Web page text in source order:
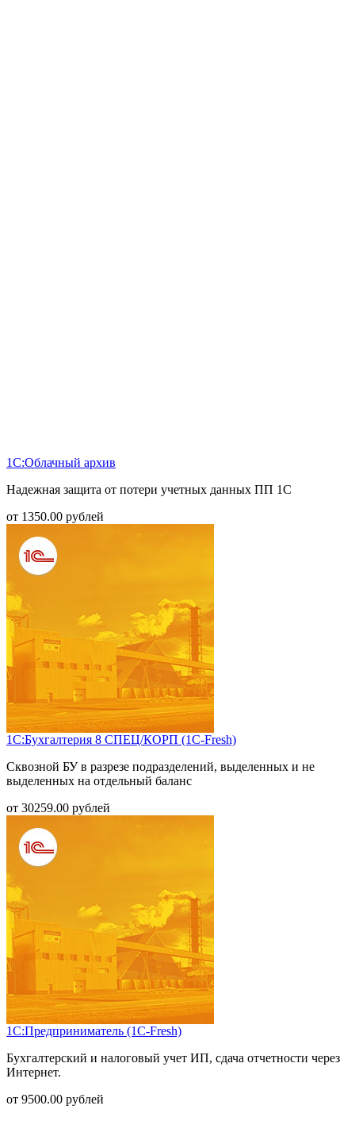
1С:Облачный архив
Надежная защита от потери учетных данных ПП 1С
от 1350.00 рублей
1С:Бухгалтерия 8 СПЕЦ/КОРП (1С-Fresh)
Сквозной БУ в разрезе подразделений, выделенных и не
выделенных на отдельный баланс
от 30259.00 рублей
1С:Предприниматель (1С-Fresh)
Бухгалтерский и налоговый учет ИП, сдача отчетности через
Интернет.
от 9500.00 рублей